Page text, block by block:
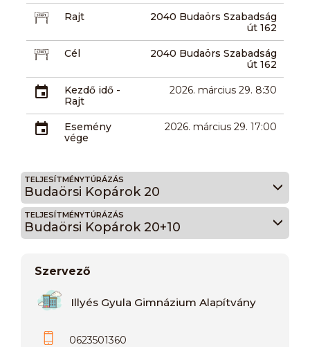
Rajt
2040 Budaörs Szabadság
út 162
Cél
2040 Budaörs Szabadság
út 162
Kezdő idő -
Rajt
2026. március 29. 8:30
Esemény
vége
2026. március 29. 17:00
TELJESÍTMÉNYTÚRÁZÁS
Budaörsi Kopárok 20
TELJESÍTMÉNYTÚRÁZÁS
Budaörsi Kopárok 20+10
Szervező
Illyés Gyula Gimnázium Alapítvány
0623501360